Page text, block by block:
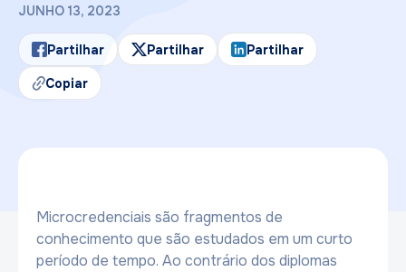
JUNHO 13, 2023
Partilhar Partilhar Partilhar
Copiar
Microcredenciais são fragmentos de
conhecimento que são estudados em um curto
período de tempo. Ao contrário dos diplomas